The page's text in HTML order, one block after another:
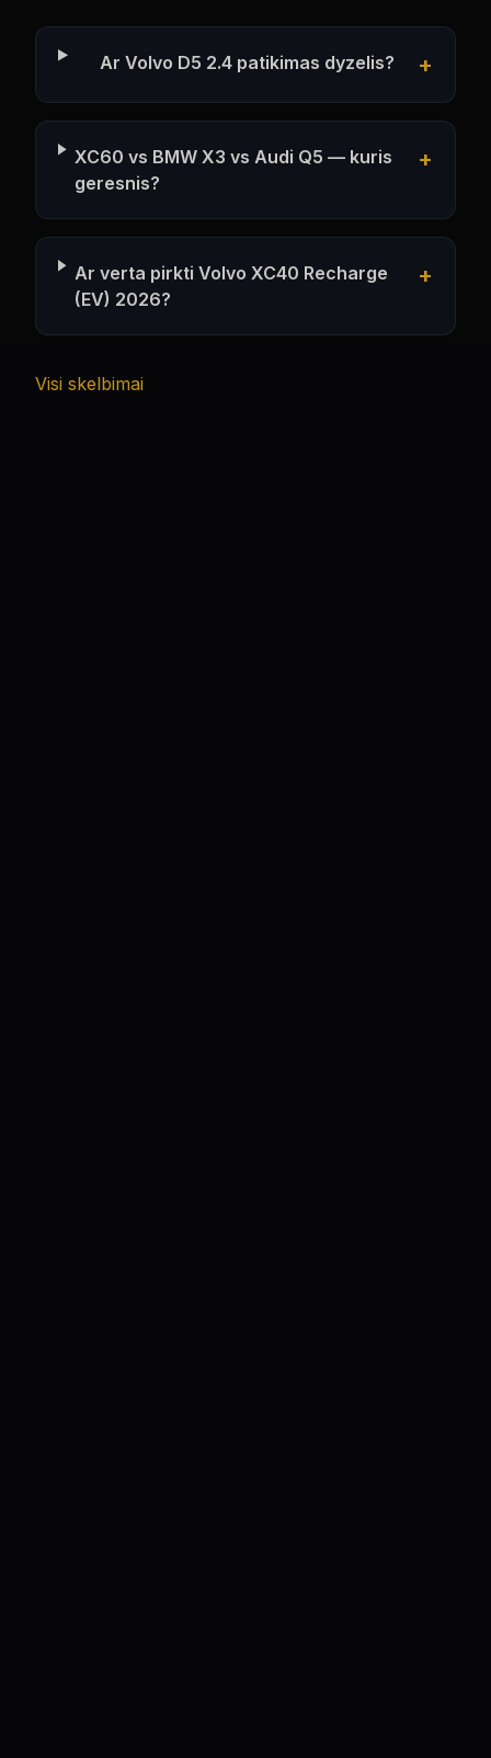
Ar Volvo D5 2.4 patikimas dyzelis? +
XC60 vs BMW X3 vs Audi Q5 — kuris
geresnis?
+
Ar verta pirkti Volvo XC40 Recharge
(EV) 2026?
+
Visi skelbimai